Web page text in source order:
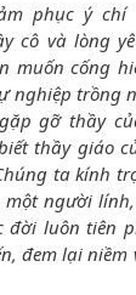
phục ý
cô và lòng
muốn cống
nghiệp trồng
gỡ thầy
thầy giáo
ta kính
người
đời luôn tiên
đem lại